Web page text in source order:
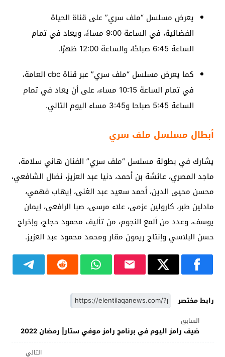
يعرض مسلسل “ملف سري” على قناة الحياة
الفضائية، في الساعة 9:00 مساءً، ويعاد في تمام
الساعة 6:45 صباحًا، والساعة 12:00 ظهرًا.
كما يعرض مسلسل “ملف سري” عبر قناة cbc العامة،
في تمام الساعة 10:15 مساء، على أن يعاد في تمام
الساعة 5:45 صباحا و3:45 مساء اليوم التالي.
أبطال مسلسل ملف سري
يشارك في بطولة مسلسل “ملف سري” الفنان هاني سلامة،
ماجد المصري، عائشة بن أحمد، دنيا عبد العزيز، نضال الشافعي،
محسن محيى الدين، أحمد سعيد عبد الغنى، إيهاب فهمي،
مادلين طبر، كارولين عزمى، علاء مرسى، صبا الرافعى، إيمان
يوسف، وعدد من ألمع النجوم، من تأليف محمود حجاج، وإخراج
حسن البلاسي وإنتاج ريمون مقار ومحمد محمود عبد العزيز.
رابط مختصر
السابق
ضيف رامز اليوم في برنامج رامز موفي ستار| رمضان 2022
التالي